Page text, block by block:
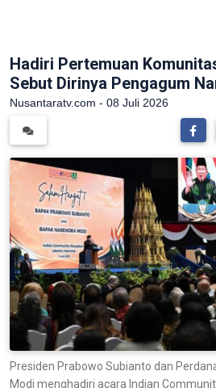
Hadiri Pertemuan
Sebut Dirinya Pengagum
Nusantaratv.com - 08 Juli 2026
Presiden Prabowo Subianto dan
Modi menghadiri acara Indian